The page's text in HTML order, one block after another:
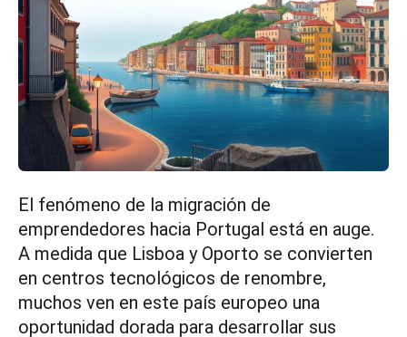
El fenómeno de la migración de
emprendedores hacia Portugal está en auge.
A medida que Lisboa y Oporto se convierten
en centros tecnológicos de renombre,
muchos ven en este país europeo una
oportunidad dorada para desarrollar sus